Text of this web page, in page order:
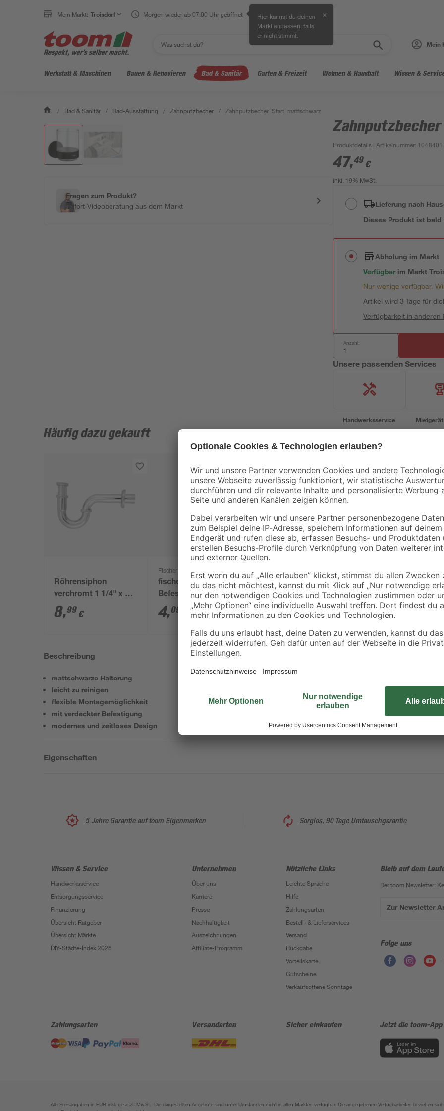
Mein Markt: Troisdorf Morgen wieder ab 07:00 Uhr geöffnet Hier kannst du deinen
Markt anpassen , falls
er nicht stimmt.
✕
Mein
Werkstatt & Maschinen Bauen & Renovieren Bad & Sanitär Garten & Freizeit Wohnen & Haushalt Wissen &
/ Bad & Sanitär / Bad-Ausstattung / Zahnputzbecher / Zahnputzbecher 'Start' mattschwarz
Fragen zum Produkt?
Sofort-Videoberatung aus dem Markt
Produktdetails | Artikelnummer:
47,49 €
inkl. 19% MwSt.
Lieferung nach
Dieses Produkt ist bald
Abholung im Markt
Verfügbar im Markt
Nur wenige verfügbar.
Artikel wird 3 Tage für
Verfügbarkeit in anderen
Anzahl:
Unsere passenden Services
Handwerksservice
Häufig dazu gekauft
Röhrensiphon
verchromt 1 1/4" x 32
mm
8,99 €
Fischer
fischer WC-
Befestigung S 8 RD
80 2 Stück
4,09
Ottofond
Ablaufgarnitur 'Tasso'
Ø 90 mm
44,99€
Schütte
Brauseschlauch
schwarz PVC 150
14,99
Beschreibung
mattschwarze Halterung
leicht zu reinigen
flexible Montagemöglichkeit
mit verdeckter Befestigung
modernes und zeitloses Design
Eigenschaften
5 Jahre Garantie auf toom Eigenmarken Sorglos, 90 Tage Umtauschgarantie
Wissen & Service
Handwerksservice
Entsorgungsservice
Finanzierung
Übersicht Ratgeber
Übersicht Märkte
DIY-Städte-Index 2026
Unternehmen
Über uns
Karriere
Presse
Nachhaltigkeit
Auszeichnungen
Affiliate-Programm
Nützliche Links
Leichte Sprache
Hilfe
Zahlungsarten
Bestell- & Lieferservices
Versand
Rückgabe
Vorteilskarte
Gutscheine
Verkaufsoffene Sonntage
Bleib auf dem
Der toom Newsletter:
Zur Newsletter
Folge uns
Zahlungsarten Versandarten Sicher einkaufen Jetzt die toom-
Alle Preisangaben in EUR inkl. gesetzl. MwSt.. Die dargestellten Angebote sind unter Umständen nicht in allen Märkten verfügbar. Die angegebenen Verfügbarkeiten beziehen